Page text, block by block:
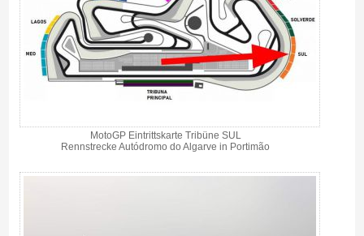
MotoGP Eintrittskarte Tribüne SUL
Rennstrecke Autódromo do Algarve in Portimão